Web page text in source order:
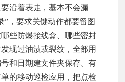
沿着表走，基本不会漏
”，要求关键动作都要留图
些防爆接线盒、哪些密封
现过油渍或裂纹，全部用
和日期建文件夹保存。有
的移动巡检应用，把点检